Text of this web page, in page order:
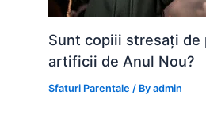
Sunt copiii stresați de
artificii de Anul Nou?
Sfaturi Parentale / Byadmin